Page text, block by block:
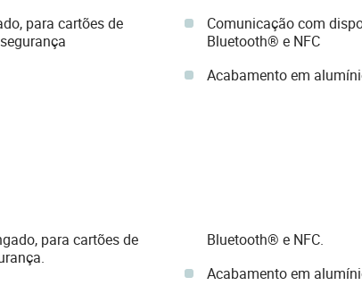
para cartões de
Comunicação com
Bluetooth® e NFC
Acabamento em
para cartões de
Bluetooth® e NFC.
Acabamento em